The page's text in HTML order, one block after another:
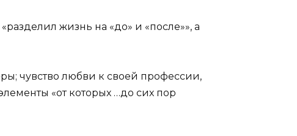
жизнь на «до» и «после»», а
чувство любви к своей профессии,
«от которых …до сих пор